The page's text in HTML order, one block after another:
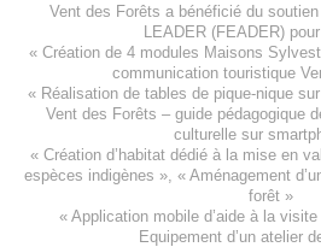
Vent des Forêts a bénéficié du
LEADER (FEADER)
« Création de 4 modules Maisons
communication touristique
« Réalisation de tables de pique-nique
Vent des Forêts – guide pédagogique
culturelle sur
« Création d’habitat dédié à la mise en
espèces indigènes », « Aménagement
forêt»
« Application mobile d’aide à la
Equipement d’un atelier